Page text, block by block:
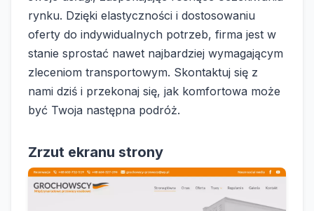
rynku. Dzięki elastyczności i dostosowaniu
oferty do indywidualnych potrzeb, firma jest w
stanie sprostać nawet najbardziej wymagającym
zleceniom transportowym. Skontaktuj się z
nami dziś i przekonaj się, jak komfortowa może
być Twoja następna podróż.
Zrzut ekranu strony